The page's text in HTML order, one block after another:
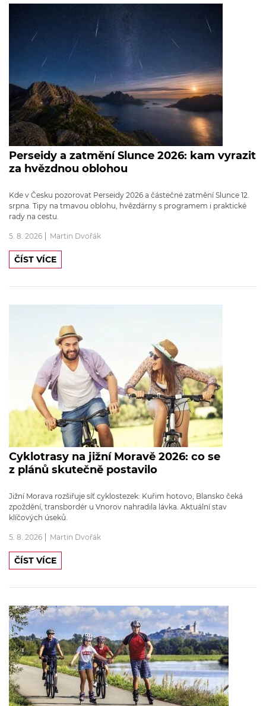
Perseidy a zatmění Slunce 2026: kam vyrazit
za hvězdnou oblohou
Kde v Česku pozorovat Perseidy 2026 a částečné zatmění Slunce 12.
srpna. Tipy na tmavou oblohu, hvězdárny s programem i praktické
rady na cestu.
5. 8. 2026 Martin Dvořák
ČÍST VÍCE
Cyklotrasy na jižní Moravě 2026: co se
z plánů skutečně postavilo
Jižní Morava rozšiřuje síť cyklostezek: Kuřim hotovo, Blansko čeká
zpoždění, transbordér u Vnorov nahradila lávka. Aktuální stav
klíčových úseků.
5. 8. 2026 Martin Dvořák
ČÍST VÍCE